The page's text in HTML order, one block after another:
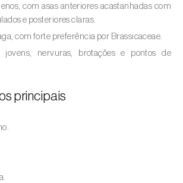
do-pessegueiro
persicae)
( Myzus persicae
da-amendoeira
amygdalinus
da-macieira (
com asas anteriores acastanhadas com
e posteriores claras.
com forte preferência por Brassicaceae.
jovens, nervuras, brotações e pontos de
principais